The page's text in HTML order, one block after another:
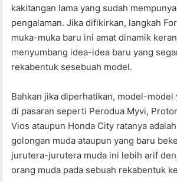
kakitangan lama yang sudah
pengalaman. Jika difikirkan, langkah
muka-muka baru ini amat dinamik
menyumbang idea-idea baru yang
rekabentuk sesebuah model.
Bahkan jika diperhatikan, model-model
di pasaran seperti Perodua Myvi,
Vios ataupun Honda City ratanya
golongan muda ataupun yang baru
jurutera-jurutera muda ini lebih arif
orang muda pada sebuah rekabentuk